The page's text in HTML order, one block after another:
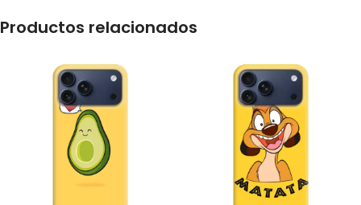
Productos relacionados